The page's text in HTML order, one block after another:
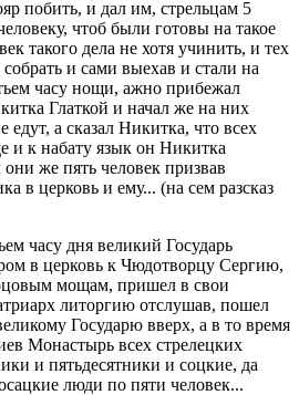
побить, и дал им, стрельцам 5
чтоб были готовы на такое
такого дела не хотя учинить, и тех
и сами выехав и стали на
часу нощи, ажно прибежал
Глаткой и начал же на них
едут, а сказал Никитка, что всех
и к набату язык он Никитка
же пять человек призвав
в церковь и ему... (на сем разсказ
часу дня великий Государь
в церковь к Чюдотворцу Сергию,
мощам, пришел в свои
литоргию отслушав, пошел
Государю вверх, а в то время
Монастырь всех стрелецких
и пятьдесятники и соцкие, да
люди по пяти человек...